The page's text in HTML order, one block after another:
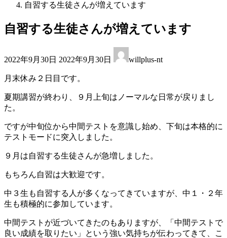
自習する生徒さんが増えています
自習する生徒さんが増えています
2022年9月30日 終
新
日
2022年9月30日 willplus-nt
月末休み２日目です。
夏期講習が終わり、９月上旬はノーマルな日常が戻りまし
た。
ですが中旬位から中間テストを意識し始め、下旬は本格的に
テストモードに突入しました。
９月は自習する生徒さんが急増しました。
もちろん自習は大歓迎です。
中３生も自習する人が多くなってきていますが、中１・２年
生も積極的に参加しています。
中間テストが近づいてきたのもありますが、「中間テストで
良い成績を取りたい」という強い気持ちが伝わってきて、こ